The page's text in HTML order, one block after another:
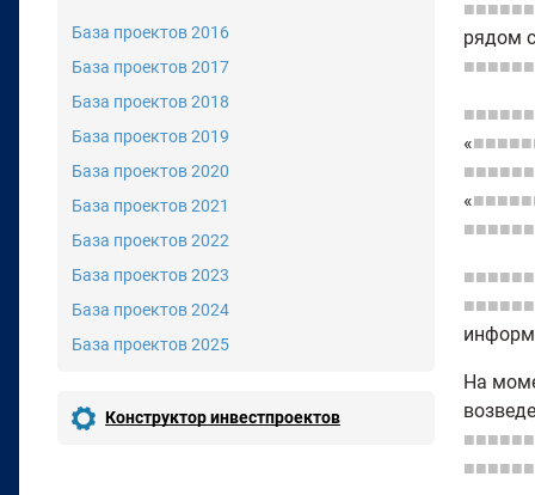
рядом
«
«
■■■■■■
На
База проектов 2016
База проектов 2017
База проектов 2018
База проектов 2019
База проектов 2020
База проектов 2021
База проектов 2022
База проектов 2023
База проектов 2024
База проектов 2025
Конструктор инвестпроектов